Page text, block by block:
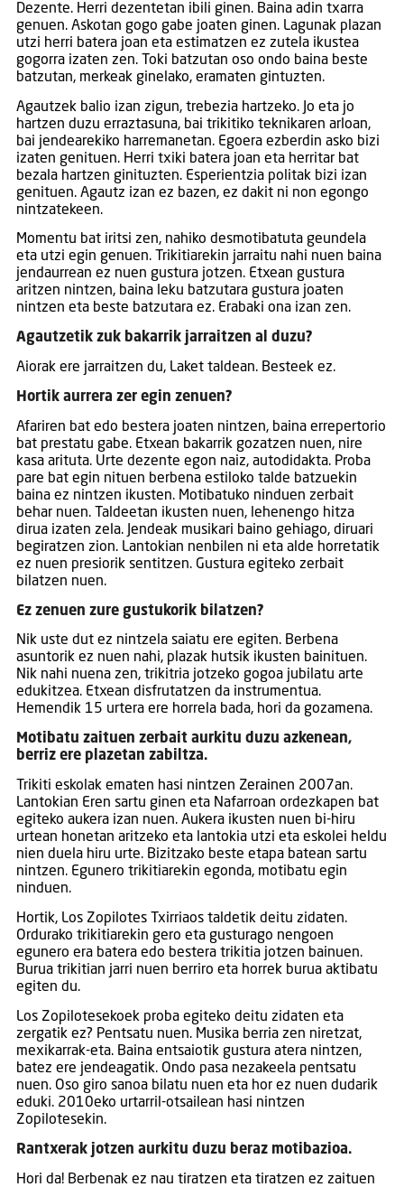
Dezente. Herri dezentetan ibili ginen. Baina adin txarra
genuen. Askotan gogo gabe joaten ginen. Lagunak plazan
utzi herri batera joan eta estimatzen ez zutela ikustea
gogorra izaten zen. Toki batzutan oso ondo baina beste
batzutan, merkeak ginelako, eramaten gintuzten.
Agautzek balio izan zigun, trebezia hartzeko. Jo eta jo
hartzen duzu erraztasuna, bai trikitiko teknikaren arloan,
bai jendearekiko harremanetan. Egoera ezberdin asko bizi
izaten genituen. Herri txiki batera joan eta herritar bat
bezala hartzen ginituzten. Esperientzia politak bizi izan
genituen. Agautz izan ez bazen, ez dakit ni non egongo
nintzatekeen.
Momentu bat iritsi zen, nahiko desmotibatuta geundela
eta utzi egin genuen. Trikitiarekin jarraitu nahi nuen baina
jendaurrean ez nuen gustura jotzen. Etxean gustura
aritzen nintzen, baina leku batzutara gustura joaten
nintzen eta beste batzutara ez. Erabaki ona izan zen.
Agautzetik zuk bakarrik jarraitzen al duzu?
Aiorak ere jarraitzen du, Laket taldean. Besteek ez.
Hortik aurrera zer egin zenuen?
Afariren bat edo bestera joaten nintzen, baina errepertorio
bat prestatu gabe. Etxean bakarrik gozatzen nuen, nire
kasa arituta. Urte dezente egon naiz, autodidakta. Proba
pare bat egin nituen berbena estiloko talde batzuekin
baina ez nintzen ikusten. Motibatuko ninduen zerbait
behar nuen. Taldeetan ikusten nuen, lehenengo hitza
dirua izaten zela. Jendeak musikari baino gehiago, diruari
begiratzen zion. Lantokian nenbilen ni eta alde horretatik
ez nuen presiorik sentitzen. Gustura egiteko zerbait
bilatzen nuen.
Ez zenuen zure gustukorik bilatzen?
Nik uste dut ez nintzela saiatu ere egiten. Berbena
asuntorik ez nuen nahi, plazak hutsik ikusten bainituen.
Nik nahi nuena zen, trikitria jotzeko gogoa jubilatu arte
edukitzea. Etxean disfrutatzen da instrumentua.
Hemendik 15 urtera ere horrela bada, hori da gozamena.
Motibatu zaituen zerbait aurkitu duzu azkenean,
berriz ere plazetan zabiltza.
Trikiti eskolak ematen hasi nintzen Zerainen 2007an.
Lantokian Eren sartu ginen eta Nafarroan ordezkapen bat
egiteko aukera izan nuen. Aukera ikusten nuen bi-hiru
urtean honetan aritzeko eta lantokia utzi eta eskolei heldu
nien duela hiru urte. Bizitzako beste etapa batean sartu
nintzen. Egunero trikitiarekin egonda, motibatu egin
ninduen.
Hortik, Los Zopilotes Txirriaos taldetik deitu zidaten.
Ordurako trikitiarekin gero eta gusturago nengoen
egunero era batera edo bestera trikitia jotzen bainuen.
Burua trikitian jarri nuen berriro eta horrek burua aktibatu
egiten du.
Los Zopilotesekoek proba egiteko deitu zidaten eta
zergatik ez? Pentsatu nuen. Musika berria zen niretzat,
mexikarrak-eta. Baina entsaiotik gustura atera nintzen,
batez ere jendeagatik. Ondo pasa nezakeela pentsatu
nuen. Oso giro sanoa bilatu nuen eta hor ez nuen dudarik
eduki. 2010eko urtarril-otsailean hasi nintzen
Zopilotesekin.
Rantxerak jotzen aurkitu duzu beraz motibazioa.
Hori da! Berbenak ez nau tiratzen eta tiratzen ez zaituen